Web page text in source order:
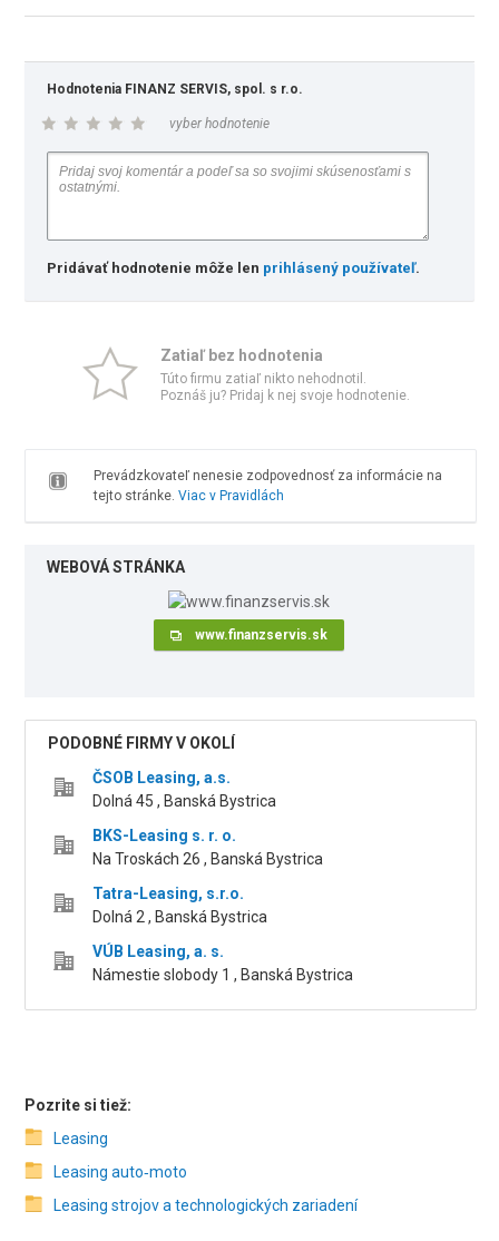
Hodnotenia FINANZ SERVIS, spol. s r.o.
vyber hodnotenie
Pridávať hodnotenie môže len prihlásený používateľ.
Zatiaľ bez hodnotenia
Túto firmu zatiaľ nikto nehodnotil.
Poznáš ju? Pridaj k nej svoje hodnotenie.
Prevádzkovateľ nenesie zodpovednosť za informácie na
tejto stránke. Viac v Pravidlách
WEBOVÁ STRÁNKA
www.finanzservis.sk
PODOBNÉ FIRMY V OKOLÍ
ČSOB Leasing, a.s.
Dolná 45 , Banská Bystrica
BKS-Leasing s. r. o.
Na Troskách 26 , Banská Bystrica
Tatra-Leasing, s.r.o.
Dolná 2 , Banská Bystrica
VÚB Leasing, a. s.
Námestie slobody 1 , Banská Bystrica
Pozrite si tiež:
Leasing
Leasing auto‑moto
Leasing strojov a technologických zariadení